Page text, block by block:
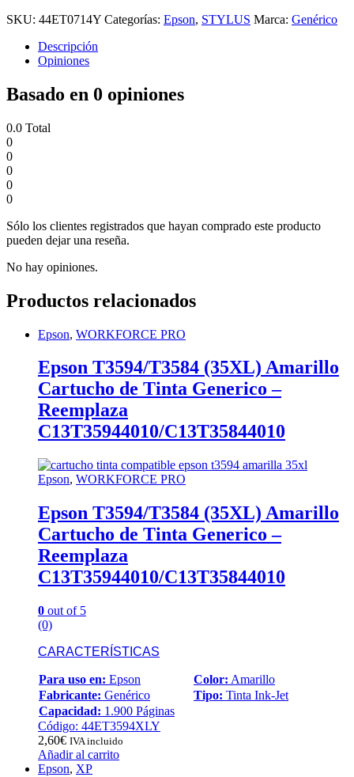
SKU: 44ET0714Y Categorías: Epson, STYLUS Marca: Genérico
Descripción
Opiniones
Basado en 0 opiniones
0.0 Total
0
0
0
0
0
Sólo los clientes registrados que hayan comprado este producto
pueden dejar una reseña.
No hay opiniones.
Productos relacionados
Epson, WORKFORCE PRO
Epson T3594/T3584 (35XL) Amarillo
Cartucho de Tinta Generico –
Reemplaza
C13T35944010/C13T35844010
Epson, WORKFORCE PRO
Epson T3594/T3584 (35XL) Amarillo
Cartucho de Tinta Generico –
Reemplaza
C13T35944010/C13T35844010
0 out of 5
(0)
CARACTERÍSTICAS
Para uso en: Epson Color: Amarillo
Fabricante: Genérico Tipo: Tinta Ink-Jet
Capacidad: 1.900 Páginas
Código: 44ET3594XLY
2,60€ IVA incluido
Añadir al carrito
Epson, XP